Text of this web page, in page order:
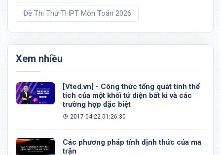
Đề Thi Thử THPT Môn Toán 2026
Xem nhiều
[Vted.vn] - Công thức tổng quát tính thể
tích của một khối tứ diện bất kì và các
trường hợp đặc biệt
2017-04-22 01:26:30
Các phương pháp tính định thức của ma
trận